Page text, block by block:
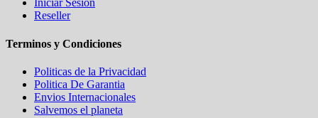
Iniciar Sesion
Reseller
Terminos y Condiciones
Politicas de la Privacidad
Politica De Garantia
Envios Internacionales
Salvemos el planeta